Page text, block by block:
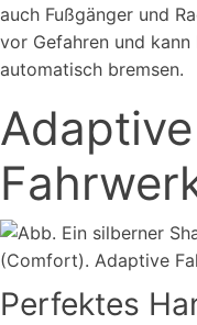
auch Fußgänger und
vor Gefahren und
automatisch bremsen.
Adaptive
Perfektes